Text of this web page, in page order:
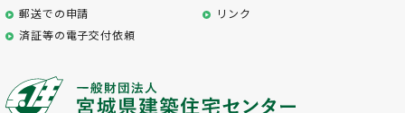
郵送での申請
リンク
済証等の電子交付依頼